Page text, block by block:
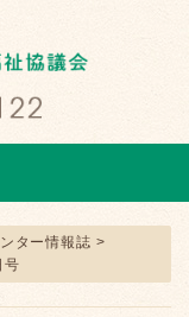
ター情報誌 >
号